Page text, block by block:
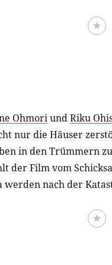
OhmoriundRiku
nur die Häuser
in den Trümmern
der Film vom
nach der
um sie, und auch
gedrückt. Um ihn